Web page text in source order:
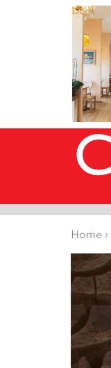
Home ›